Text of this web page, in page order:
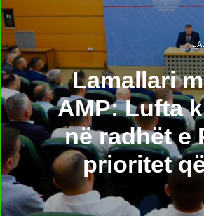
Lamallari
AMP: Lufta
në radhët e
prioritet